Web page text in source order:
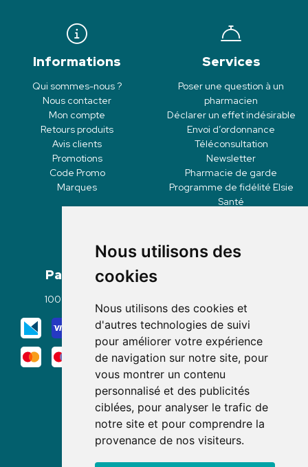
Nous utilisons des
cookies
Nous utilisons des cookies et
d'autres technologies de suivi
pour améliorer votre expérience
de navigation sur notre site, pour
vous montrer un contenu
personnalisé et des publicités
ciblées, pour analyser le trafic de
notre site et pour comprendre la
provenance de nos visiteurs.
Informations
Qui sommes-nous ?
Nous contacter
Mon compte
Retours produits
Avis clients
Promotions
Code Promo
Marques
Services
Poser une question à un
pharmacien
Déclarer un effet indésirable
Envoi d’ordonnance
Téléconsultation
Newsletter
Pharmacie de garde
Programme de fidélité Elsie
Santé
Paiement
100% sécurisé
Mode de livraison
Nous suivre